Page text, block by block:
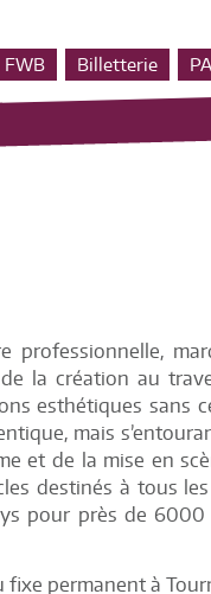
Billetterie
professionnelle,
la création au
esthétiques sans
mais
et de la mise en
destinés à tous
pour près de
fixe permanent à